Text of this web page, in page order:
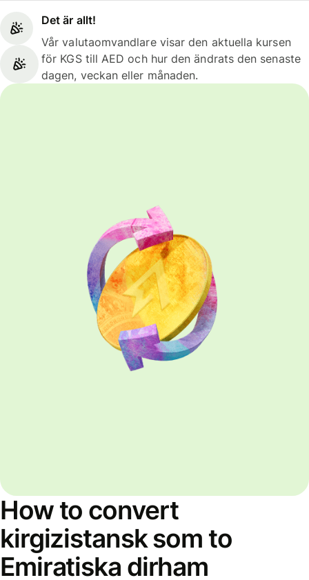
Det är allt!
Vår valutaomvandlare visar den aktuella kursen
för KGS till AED och hur den ändrats den senaste
dagen, veckan eller månaden.
How to convert
kirgizistansk som to
Emiratiska dirham